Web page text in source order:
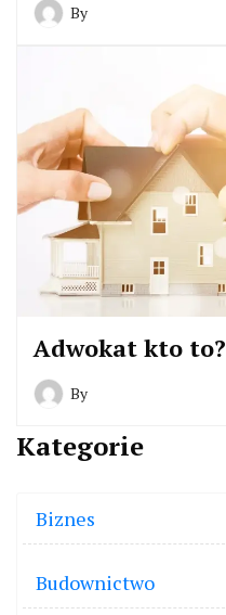
By
Adwokat kto to?
By
Kategorie
Biznes
Budownictwo